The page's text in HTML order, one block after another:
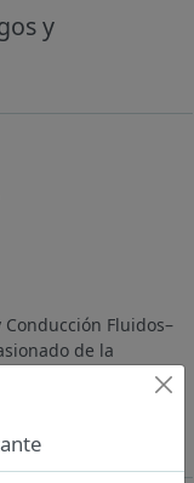
y
Conducción Fluidos–
de la
técnicas y ver
buscamos a